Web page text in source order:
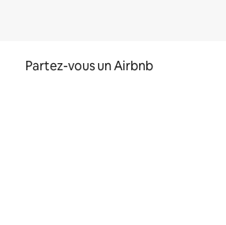
Partez-vous un Airbnb